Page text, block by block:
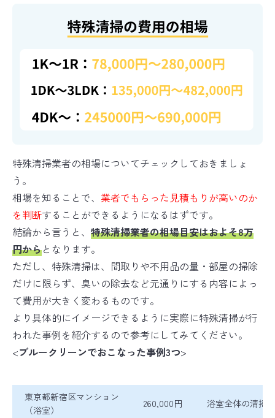
特殊清掃業者の相場についてチェックしておきましょ
う。
相場を知ることで、 業者でもらった見積もりが高いのか
を判断することができるようになるはずです。
結論から言うと、 特殊清掃業者の相場目安はおよそ8万
円からとなります。
ただし、特殊清掃は、間取りや不用品の量・部屋の掃除
だけに限らず、臭いの除去など元通りにする内容によっ
て費用が大きく変わるものです。
より具体的にイメージできるように実際に特殊清掃が行
われた事例を紹介するので参考にしてみてください。
<ブルークリーンでおこなった事例3つ>
東京都新宿区マンション
（浴室）
260,000円 浴室全体の清掃